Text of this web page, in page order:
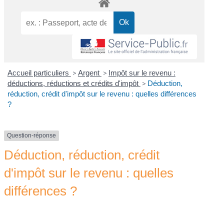
Accueil particuliers > Argent > Impôt sur le revenu :
déductions, réductions et crédits d'impôt > Déduction,
réduction, crédit d'impôt sur le revenu : quelles différences
?
Question-réponse
Déduction, réduction, crédit
d'impôt sur le revenu : quelles
différences ?